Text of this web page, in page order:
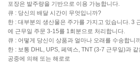
포장은 발주량을 기반으로 이용 가능합니다.
큐 : 당신의 배달 시간이 무엇입니까?
한 : 대부분의 생산물은 주가를 가지고 있습니다. 3
에 근무일 주문 3-15를 1회분으로 처리합니다.
큐 : 어떻게 당신이 상품과 얼마나 오래를 수송합니
한 : 보통 DHL, UPS, 페덱스, TNT (3-7 근무일)과
공중에 의해 또는 해로로